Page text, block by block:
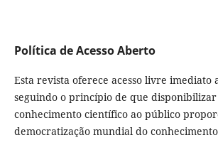
Política de Acesso Aberto
Esta revista oferece acesso livre imediato
seguindo o princípio de que
conhecimento científico ao público
democratização mundial do